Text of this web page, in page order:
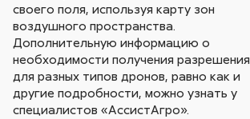
своего поля, используя карту зон
воздушного пространства.
Дополнительную информацию о
необходимости получения разрешения
для разных типов дронов, равно как и
другие подробности, можно узнать у
специалистов «АссистАгро».